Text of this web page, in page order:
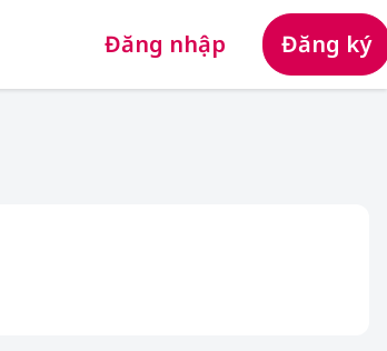
Đăng nhập Đăng ký